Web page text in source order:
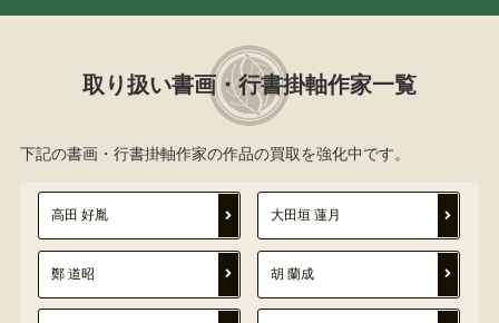
取り扱い書画・行書掛軸作家一覧
下記の書画・行書掛軸作家の作品の買取を強化中です。
高田 好胤 大田垣 蓮月
鄭 道昭 胡 蘭成